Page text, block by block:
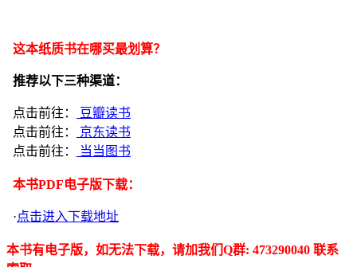
这本纸质书在哪买最划算？
推荐以下三种渠道：
点击前往：
豆瓣读书
点击前往：
京东读书
点击前往：
当当图书
本书PDF电子版下载：
·点击进入下载地址
本书有电子版，如无法下载，请加我们Q群: 473290040 联系